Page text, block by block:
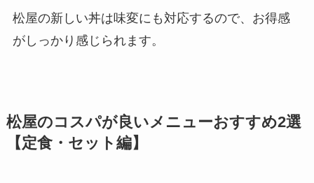
松屋の新しい丼は味変にも対応するので、お得感
がしっかり感じられます。
松屋のコスパが良いメニューおすすめ2選
【定食・セット編】